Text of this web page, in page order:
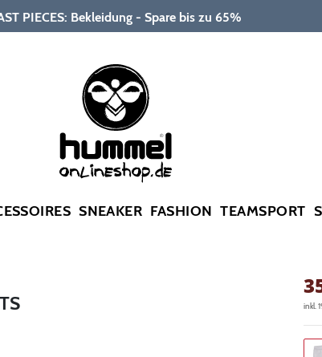
PIECES: Bekleidung - Spare bis zu 65%
SNEAKER FASHION TEAMSPORT
inkl.